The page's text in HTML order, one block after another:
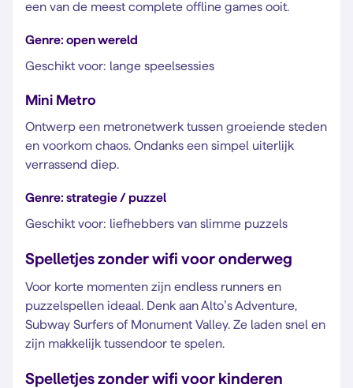
een van de meest complete offline games ooit.
Genre: open wereld
Geschikt voor: lange speelsessies
Mini Metro
Ontwerp een metronetwerk tussen groeiende steden
en voorkom chaos. Ondanks een simpel uiterlijk
verrassend diep.
Genre: strategie / puzzel
Geschikt voor: liefhebbers van slimme puzzels
Spelletjes zonder wifi voor onderweg
Voor korte momenten zijn endless runners en
puzzelspellen ideaal. Denk aan Alto’s Adventure,
Subway Surfers of Monument Valley. Ze laden snel en
zijn makkelijk tussendoor te spelen.
Spelletjes zonder wifi voor kinderen